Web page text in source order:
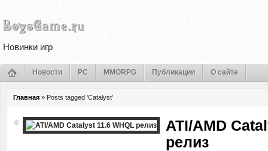
Новинки игр
Новости PC MMORPG Публикации О сайте
Главная » Posts tagged 'Catalyst'
ATI/AMD
релиз